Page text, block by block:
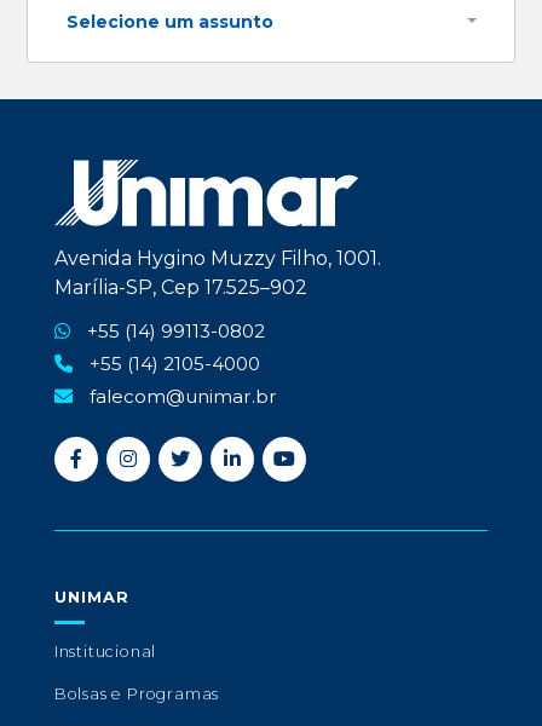
Selecione um assunto
Avenida Hygino Muzzy Filho, 1001.
Marília-SP, Cep 17.525–902
+55 (14) 99113-0802
+55 (14) 2105-4000
falecom@unimar.br
UNIMAR
Institucional
Bolsas e Programas